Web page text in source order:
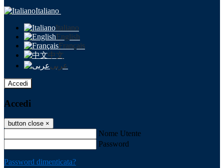
Italiano
Italiano
English
Français
中文
عربى
Accedi
Accedi
button close ×
Nome Utente
Password
Password dimenticata?